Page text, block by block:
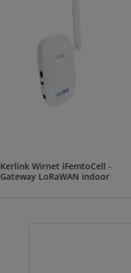
Kerlink Wirnet iFemtoCell -
Gateway LoRaWAN indoor